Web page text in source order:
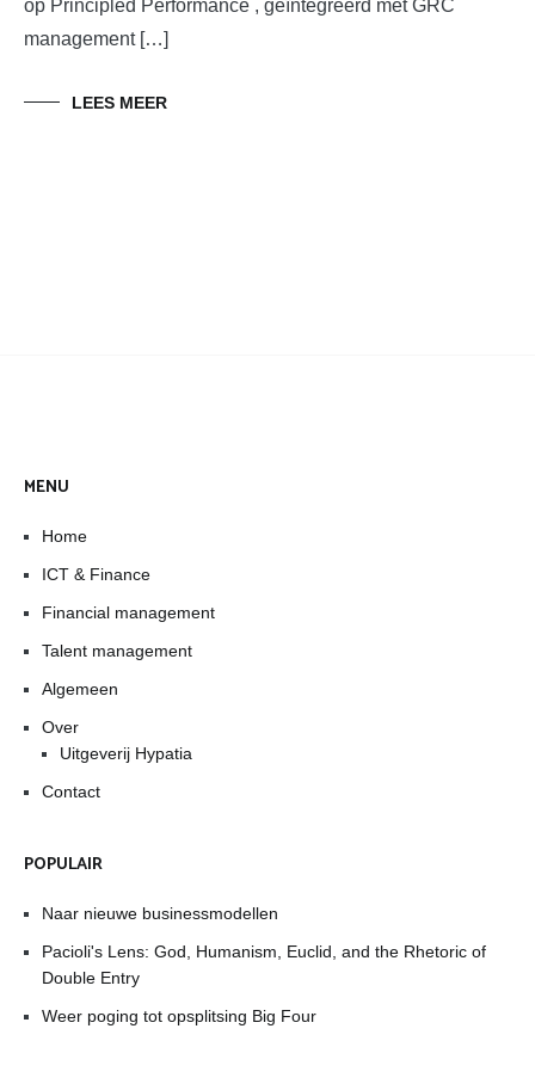
op Principled Performance , geïntegreerd met GRC
management […]
LEES MEER
MENU
Home
ICT & Finance
Financial management
Talent management
Algemeen
Over
Uitgeverij Hypatia
Contact
POPULAIR
Naar nieuwe businessmodellen
Pacioli's Lens: God, Humanism, Euclid, and the Rhetoric of
Double Entry
Weer poging tot opsplitsing Big Four